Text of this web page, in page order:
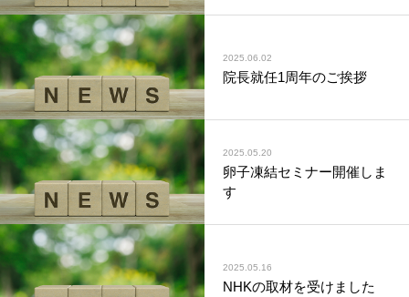
2025.06.02
院長就任1周年のご挨拶
2025.05.20
卵子凍結セミナー開催しま
す
2025.05.16
NHKの取材を受けました